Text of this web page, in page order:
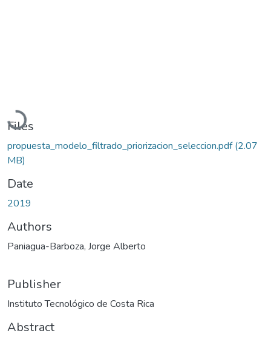
Loading...
Files
propuesta_modelo_filtrado_priorizacion_seleccion.pdf(2.07
MB)
Date
2019
Authors
Paniagua-Barboza, Jorge Alberto
Publisher
Instituto Tecnológico de Costa Rica
Abstract